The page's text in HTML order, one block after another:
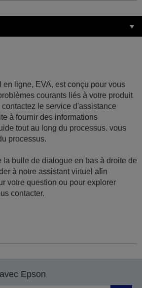
en ligne, EVA, est conçu pour vous
courants liés à votre produit
le service d'assistance
à fournir des informations
tout au long du processus. vous
processus.
la bulle de dialogue en bas à droite de
à notre assistant virtuel afin
votre question ou pour explorer
contacter.
Epson